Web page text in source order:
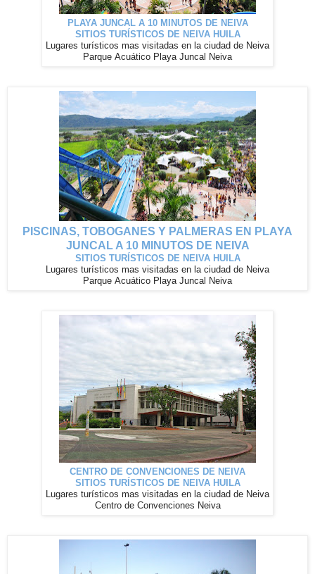
PLAYA JUNCAL A 10 MINUTOS DE NEIVA
SITIOS TURÍSTICOS DE NEIVA HUILA
Lugares turísticos mas visitadas en la ciudad de Neiva
Parque Acuático Playa Juncal Neiva
PISCINAS, TOBOGANES Y PALMERAS EN PLAYA
JUNCAL A 10 MINUTOS DE NEIVA
SITIOS TURÍSTICOS DE NEIVA HUILA
Lugares turísticos mas visitadas en la ciudad de Neiva
Parque Acuático Playa Juncal Neiva
CENTRO DE CONVENCIONES DE NEIVA
SITIOS TURÍSTICOS DE NEIVA HUILA
Lugares turísticos mas visitadas en la ciudad de Neiva
Centro de Convenciones Neiva